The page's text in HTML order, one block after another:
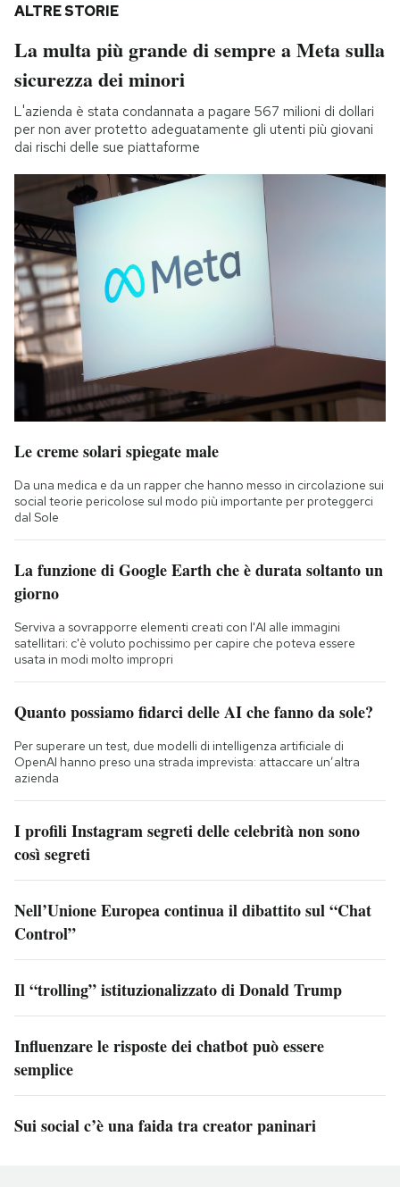
ALTRE STORIE
La multa più grande di sempre a Meta sulla
sicurezza dei minori
L'azienda è stata condannata a pagare 567 milioni di dollari
per non aver protetto adeguatamente gli utenti più giovani
dai rischi delle sue piattaforme
Le creme solari spiegate male
Da una medica e da un rapper che hanno messo in circolazione sui
social teorie pericolose sul modo più importante per proteggerci
dal Sole
La funzione di Google Earth che è durata soltanto un
giorno
Serviva a sovrapporre elementi creati con l'AI alle immagini
satellitari: c'è voluto pochissimo per capire che poteva essere
usata in modi molto impropri
Quanto possiamo fidarci delle AI che fanno da sole?
Per superare un test, due modelli di intelligenza artificiale di
OpenAI hanno preso una strada imprevista: attaccare un’altra
azienda
I profili Instagram segreti delle celebrità non sono
così segreti
Nell’Unione Europea continua il dibattito sul “Chat
Control”
Il “trolling” istituzionalizzato di Donald Trump
Influenzare le risposte dei chatbot può essere
semplice
Sui social c’è una faida tra creator paninari